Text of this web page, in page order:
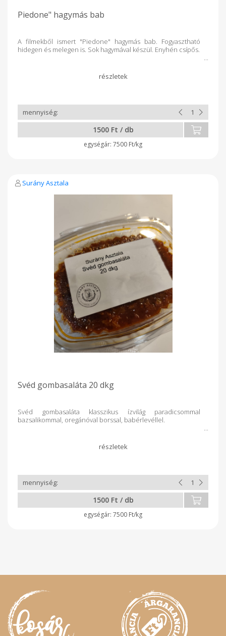
Piedone" hagymás bab
A filmekből ismert "Piedone" hagymás bab. Fogyasztható
hidegen és melegen is. Sok hagymával készül. Enyhén csípős.
1500 Ft / db
7500 Ft/kg
Surány Asztala
Svéd gombasaláta 20 dkg
Svéd gombasaláta klasszikus ízvilág paradicsommal
bazsalikommal, oregánóval borssal, babérlevéllel.
1500 Ft / db
7500 Ft/kg